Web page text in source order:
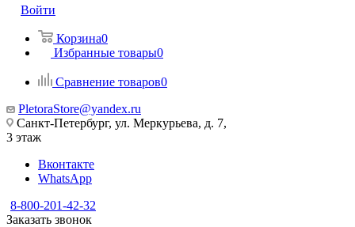
Войти
Корзина0
Избранные товары0
Сравнение товаров0
PletoraStore@yandex.ru
Санкт-Петербург, ул. Меркурьева, д. 7,
3 этаж
Вконтакте
WhatsApp
8-800-201-42-32
Заказать звонок